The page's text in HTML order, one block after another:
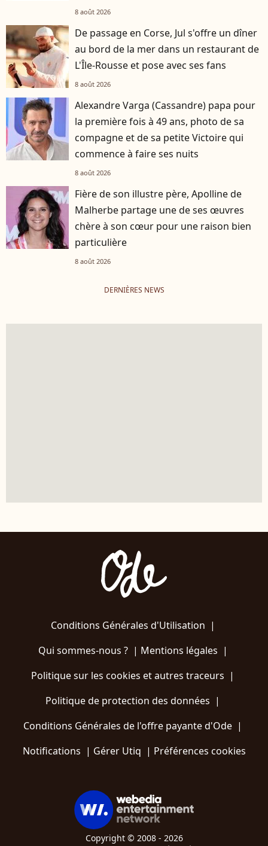
8 août 2026
De passage en Corse, Jul s'offre un dîner
au bord de la mer dans un restaurant de
L'Île-Rousse et pose avec ses fans
8 août 2026
Alexandre Varga (Cassandre) papa pour
la première fois à 49 ans, photo de sa
compagne et de sa petite Victoire qui
commence à faire ses nuits
8 août 2026
Fière de son illustre père, Apolline de
Malherbe partage une de ses œuvres
chère à son cœur pour une raison bien
particulière
8 août 2026
DERNIÈRES NEWS
Conditions Générales d'Utilisation |
Qui sommes-nous ?| Mentions légales |
Politique sur les cookies et autres traceurs |
Politique de protection des données |
Conditions Générales de l'offre payante d'Ode |
Notifications | Gérer Utiq | Préférences cookies
Copyright © 2008 - 2026